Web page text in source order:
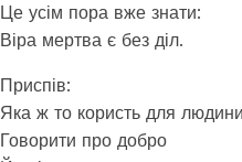
Це усім пора вже знати:
Віра мертва є без діл.
Приспів:
Яка ж то користь для людини
Говорити про добро